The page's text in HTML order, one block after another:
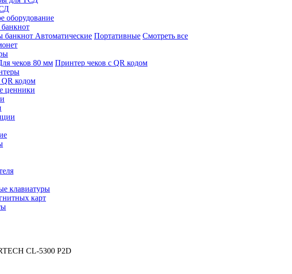
оборудование
банкнот Автоматические Портативные Смотреть все
чеков 80 мм Принтер чеков с QR кодом
QR кодом
ценники
клавиатуры
карт
CL-5300 P2D